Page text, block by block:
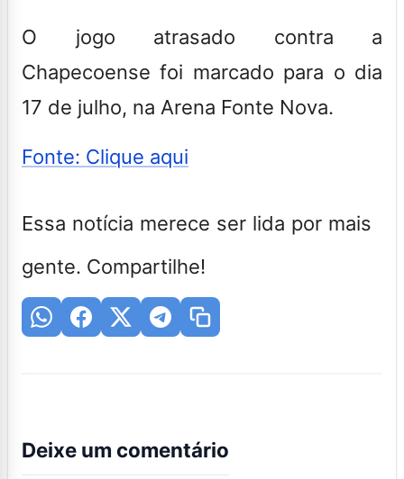
O jogo atrasado contra a
Chapecoense foi marcado para o dia
17 de julho, na Arena Fonte Nova.
Fonte: Clique aqui
Essa notícia merece ser lida por mais
gente. Compartilhe!
Deixe um comentário